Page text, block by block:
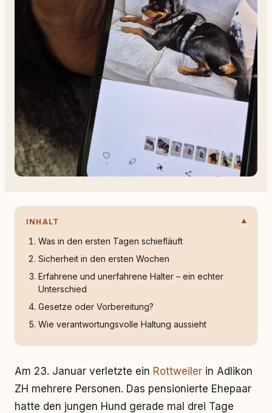
INHALT
Was in den ersten Tagen schiefläuft
Sicherheit in den ersten Wochen
Erfahrene und unerfahrene Halter – ein echter
Unterschied
Gesetze oder Vorbereitung?
Wie verantwortungsvolle Haltung aussieht
Am 23. Januar verletzte ein Rottweiler in Adlikon
ZH mehrere Personen. Das pensionierte Ehepaar
hatte den jungen Hund gerade mal drei Tage